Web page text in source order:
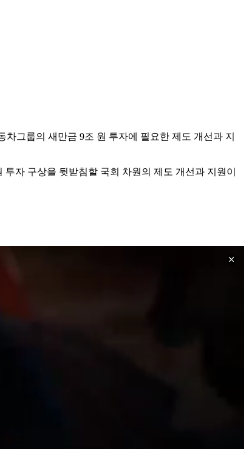
그룹의 새만금 9조 원 투자에 필요한 제도 개선과 지
자 구상을 뒷받침할 국회 차원의 제도 개선과 지원이